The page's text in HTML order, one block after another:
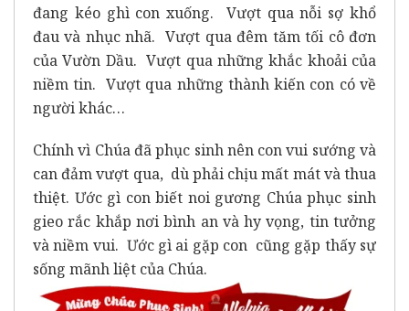
đang kéo ghì con xuống. Vượt qua nỗi sợ khổ
đau và nhục nhã. Vượt qua đêm tăm tối cô đơn
của Vườn Dầu. Vượt qua những khắc khoải của
niềm tin. Vượt qua những thành kiến con có về
người khác…
Chính vì Chúa đã phục sinh nên con vui sướng và
can đảm vượt qua, dù phải chịu mất mát và thua
thiệt. Ước gì con biết noi gương Chúa phục sinh
gieo rắc khắp nơi bình an và hy vọng, tin tưởng
và niềm vui. Ước gì ai gặp con cũng gặp thấy sự
sống mãnh liệt của Chúa.